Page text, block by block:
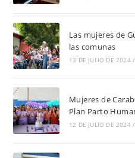
Las mujeres de
las comunas
13 DE JULIO DE 2024 /
Mujeres de
Plan Parto
12 DE JULIO DE 2024 /